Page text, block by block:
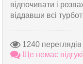
відпочивати і
віддавши всі
1240 переглядів
Ще немає